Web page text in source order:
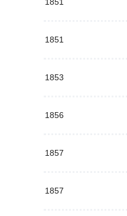
1851
1853
1856
1857
1857